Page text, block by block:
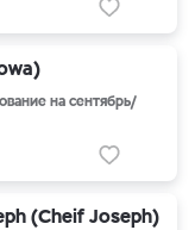
на сентябрь/
(Cheif Joseph)